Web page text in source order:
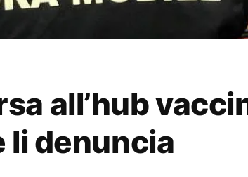
all’hub
li denuncia